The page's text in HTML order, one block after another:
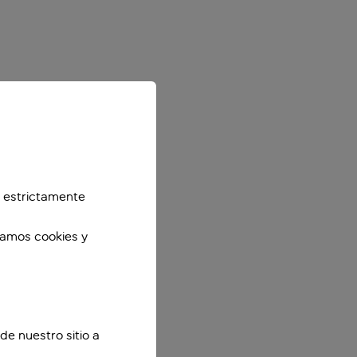
estrictamente
cookies y
nuestro sitio a